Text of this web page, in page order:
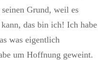
Grund, weil es
das bin ich! Ich habe
was eigentlich
um Hoffnung geweint.